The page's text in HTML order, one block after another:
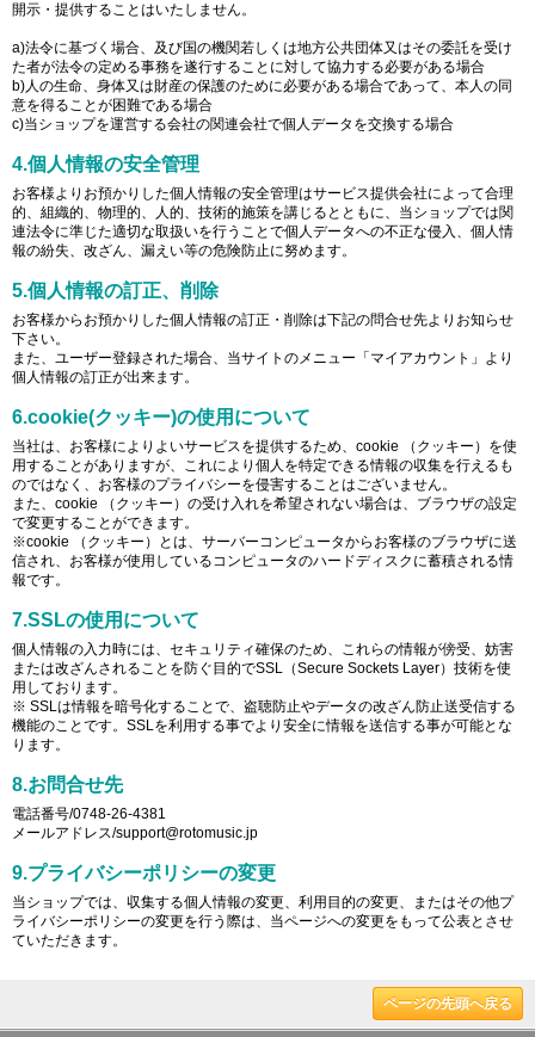
開示・提供することはいたしません。
a)法令に基づく場合、及び国の機関若しくは地方公共団体又はその委託を受け
た者が法令の定める事務を遂行することに対して協力する必要がある場合
b)人の生命、身体又は財産の保護のために必要がある場合であって、本人の同
意を得ることが困難である場合
c)当ショップを運営する会社の関連会社で個人データを交換する場合
4.個人情報の安全管理
お客様よりお預かりした個人情報の安全管理はサービス提供会社によって合理
的、組織的、物理的、人的、技術的施策を講じるとともに、当ショップでは関
連法令に準じた適切な取扱いを行うことで個人データへの不正な侵入、個人情
報の紛失、改ざん、漏えい等の危険防止に努めます。
5.個人情報の訂正、削除
お客様からお預かりした個人情報の訂正・削除は下記の問合せ先よりお知らせ
下さい。
また、ユーザー登録された場合、当サイトのメニュー「マイアカウント」より
個人情報の訂正が出来ます。
6.cookie(クッキー)の使用について
当社は、お客様によりよいサービスを提供するため、cookie （クッキー）を使
用することがありますが、これにより個人を特定できる情報の収集を行えるも
のではなく、お客様のプライバシーを侵害することはございません。
また、cookie （クッキー）の受け入れを希望されない場合は、ブラウザの設定
で変更することができます。
※cookie （クッキー）とは、サーバーコンピュータからお客様のブラウザに送
信され、お客様が使用しているコンピュータのハードディスクに蓄積される情
報です。
7.SSLの使用について
個人情報の入力時には、セキュリティ確保のため、これらの情報が傍受、妨害
または改ざんされることを防ぐ目的でSSL（Secure Sockets Layer）技術を使
用しております。
※ SSLは情報を暗号化することで、盗聴防止やデータの改ざん防止送受信する
機能のことです。SSLを利用する事でより安全に情報を送信する事が可能とな
ります。
8.お問合せ先
電話番号/0748-26-4381
メールアドレス/support@rotomusic.jp
9.プライバシーポリシーの変更
当ショップでは、収集する個人情報の変更、利用目的の変更、またはその他プ
ライバシーポリシーの変更を行う際は、当ページへの変更をもって公表とさせ
ていただきます。
ページの先頭へ戻る